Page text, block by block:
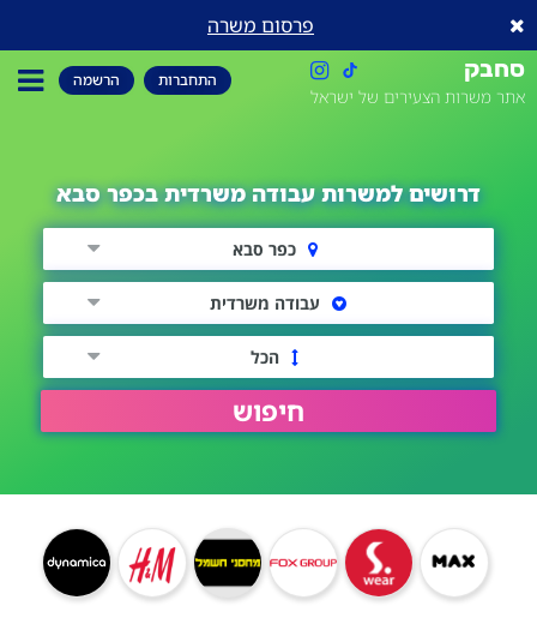
פרסום משרה
סחבק
אתר משרות הצעירים של ישראל
התחברות הרשמה
דרושים למשרות עבודה משרדית בכפר סבא
כפר סבא
עבודה משרדית
הכל
חיפוש